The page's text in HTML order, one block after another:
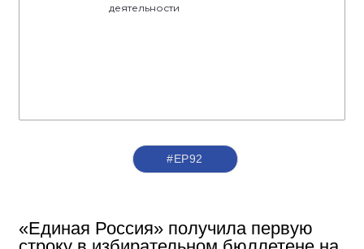
деятельности
#ЕР92
«Единая Россия» получила первую